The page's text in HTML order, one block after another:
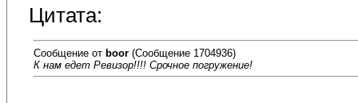
Цитата:
Сообщение от boor (Сообщение 1704936)
К нам едет Ревизор!!!! Срочное погружение!